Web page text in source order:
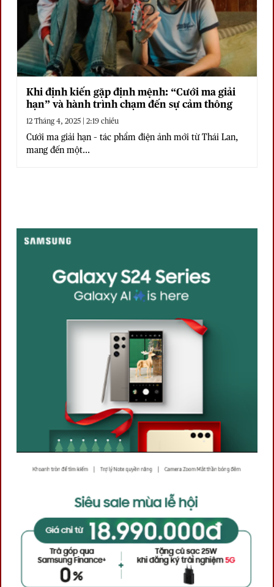
Khi định kiến gặp định mệnh: “Cưới ma giải
hạn” và hành trình chạm đến sự cảm thông
12 Tháng 4, 2025 | 2:19 chiều
Cưới ma giải hạn – tác phẩm điện ảnh mới từ Thái Lan,
mang đến một...